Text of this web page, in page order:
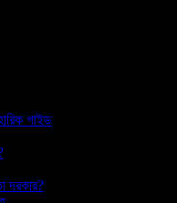
গাইড
দরকার?